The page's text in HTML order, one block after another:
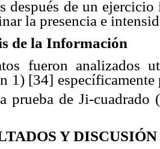
después de un
la presencia e
de la Información
fueron analizados
1) [34] específicamente
prueba de Ji-cuadrado
Y DISCUSIÓN